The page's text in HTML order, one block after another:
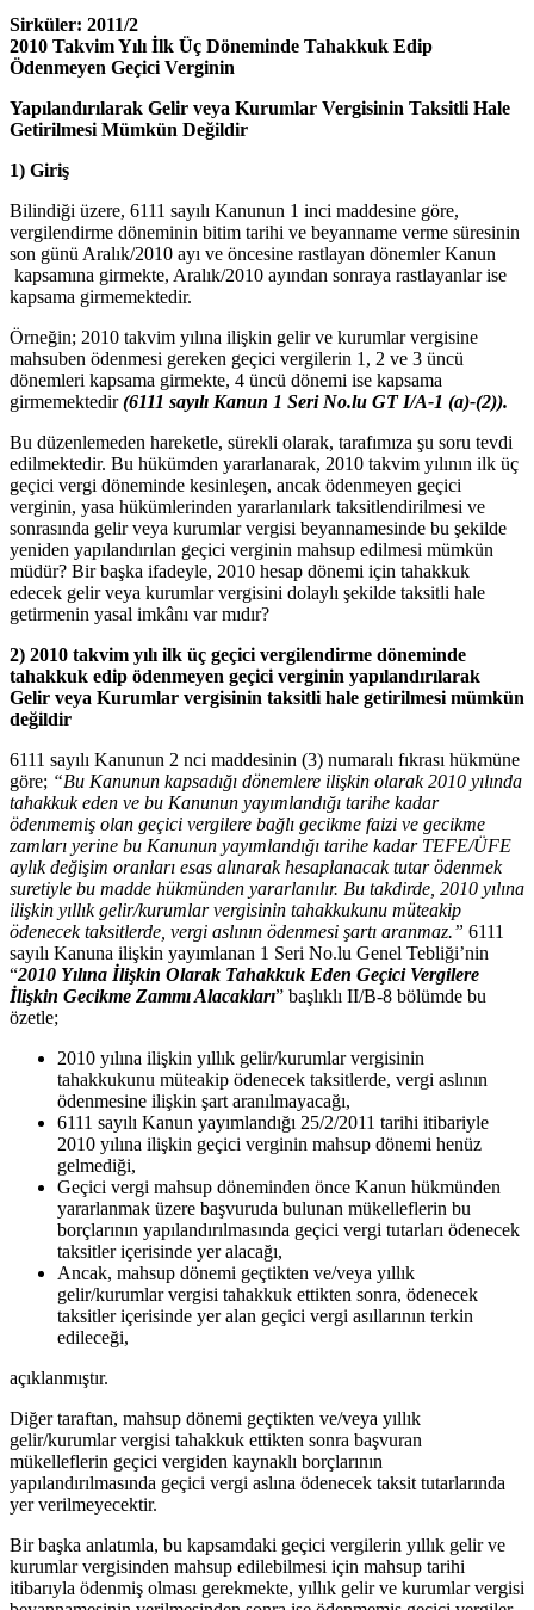
Sirküler: 2011/2
2010 Takvim Yılı İlk Üç Döneminde Tahakkuk Edip
Ödenmeyen Geçici Verginin
Yapılandırılarak Gelir veya Kurumlar Vergisinin Taksitli Hale
Getirilmesi Mümkün Değildir
1) Giriş
Bilindiği üzere, 6111 sayılı Kanunun 1 inci maddesine göre,
vergilendirme döneminin bitim tarihi ve beyanname verme süresinin
son günü Aralık/2010 ayı ve öncesine rastlayan dönemler Kanun
kapsamına girmekte, Aralık/2010 ayından sonraya rastlayanlar ise
kapsama girmemektedir.
Örneğin; 2010 takvim yılına ilişkin gelir ve kurumlar vergisine
mahsuben ödenmesi gereken geçici vergilerin 1, 2 ve 3 üncü
dönemleri kapsama girmekte, 4 üncü dönemi ise kapsama
girmemektedir(6111 sayılı Kanun 1 Seri No.lu GT I/A-1 (a)-(2)).
Bu düzenlemeden hareketle, sürekli olarak, tarafımıza şu soru tevdi
edilmektedir. Bu hükümden yararlanarak, 2010 takvim yılının ilk üç
geçici vergi döneminde kesinleşen, ancak ödenmeyen geçici
verginin, yasa hükümlerinden yararlanılark taksitlendirilmesi ve
sonrasında gelir veya kurumlar vergisi beyannamesinde bu şekilde
yeniden yapılandırılan geçici verginin mahsup edilmesi mümkün
müdür? Bir başka ifadeyle, 2010 hesap dönemi için tahakkuk
edecek gelir veya kurumlar vergisini dolaylı şekilde taksitli hale
getirmenin yasal imkânı var mıdır?
2) 2010 takvim yılı ilk üç geçici vergilendirme döneminde
tahakkuk edip ödenmeyen geçici verginin yapılandırılarak
Gelir veya Kurumlar vergisinin taksitli hale getirilmesi mümkün
değildir
6111 sayılı Kanunun 2 nci maddesinin (3) numaralı fıkrası hükmüne
göre; “Bu Kanunun kapsadığı dönemlere ilişkin olarak 2010 yılında
tahakkuk eden ve bu Kanunun yayımlandığı tarihe kadar
ödenmemiş olan geçici vergilere bağlı gecikme faizi ve gecikme
zamları yerine bu Kanunun yayımlandığı tarihe kadar TEFE/ÜFE
aylık değişim oranları esas alınarak hesaplanacak tutar ödenmek
suretiyle bu madde hükmünden yararlanılır. Bu takdirde, 2010 yılına
ilişkin yıllık gelir/kurumlar vergisinin tahakkukunu müteakip
ödenecek taksitlerde, vergi aslının ödenmesi şartı aranmaz.” 6111
sayılı Kanuna ilişkin yayımlanan 1 Seri No.lu Genel Tebliği’nin
“2010 Yılına İlişkin Olarak Tahakkuk Eden Geçici Vergilere
İlişkin Gecikme Zammı Alacakları” başlıklı II/B-8 bölümde bu
özetle;
2010 yılına ilişkin yıllık gelir/kurumlar vergisinin
tahakkukunu müteakip ödenecek taksitlerde, vergi aslının
ödenmesine ilişkin şart aranılmayacağı,
6111 sayılı Kanun yayımlandığı 25/2/2011 tarihi itibariyle
2010 yılına ilişkin geçici verginin mahsup dönemi henüz
gelmediği,
Geçici vergi mahsup döneminden önce Kanun hükmünden
yararlanmak üzere başvuruda bulunan mükelleflerin bu
borçlarının yapılandırılmasında geçici vergi tutarları ödenecek
taksitler içerisinde yer alacağı,
Ancak, mahsup dönemi geçtikten ve/veya yıllık
gelir/kurumlar vergisi tahakkuk ettikten sonra, ödenecek
taksitler içerisinde yer alan geçici vergi asıllarının terkin
edileceği,
açıklanmıştır.
Diğer taraftan, mahsup dönemi geçtikten ve/veya yıllık
gelir/kurumlar vergisi tahakkuk ettikten sonra başvuran
mükelleflerin geçici vergiden kaynaklı borçlarının
yapılandırılmasında geçici vergi aslına ödenecek taksit tutarlarında
yer verilmeyecektir.
Bir başka anlatımla, bu kapsamdaki geçici vergilerin yıllık gelir ve
kurumlar vergisinden mahsup edilebilmesi için mahsup tarihi
itibarıyla ödenmiş olması gerekmekte, yıllık gelir ve kurumlar vergisi